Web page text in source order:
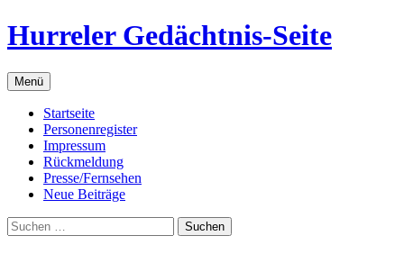
Zum
Inhalt
Hurreler Gedächtnis-Seite
Menü
Startseite
Personenregister
Impressum
Rückmeldung
Presse/Fernsehen
Neue Beiträge
Suchen
nach: